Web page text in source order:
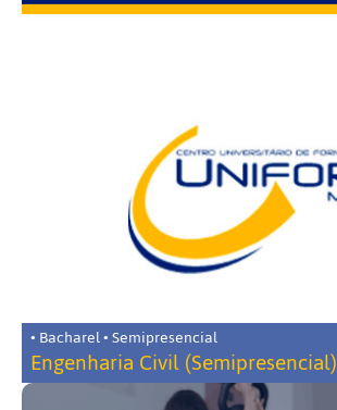
• Bacharel • Semipresencial
Engenharia Civil (Semipresencial)